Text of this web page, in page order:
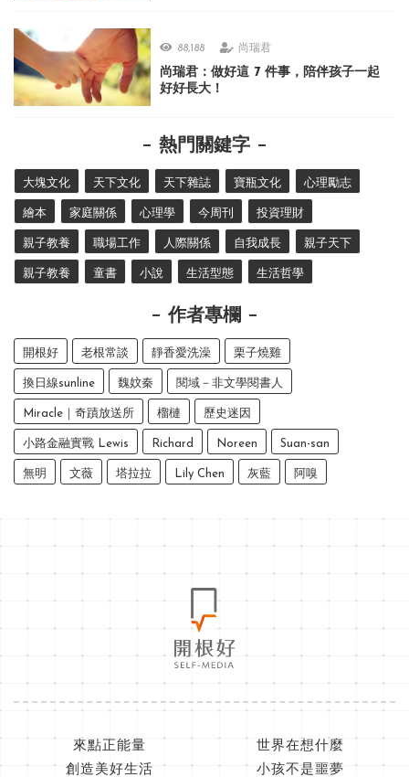
88,188 尚瑞君
尚瑞君：做好這 7 件事，陪伴孩子一起
好好長大！
熱門關鍵字
大塊文化 天下文化 天下雜誌 寶瓶文化 心理勵志
繪本 家庭關係 心理學 今周刊 投資理財
親子教養 職場工作 人際關係 自我成長 親子天下
親子教養 童書 小說 生活型態 生活哲學
作者專欄
開根好 老根常談 靜香愛洗澡 栗子燒雞
換日線sunline 魏妏秦 閱域－非文學閱書人
Miracle｜奇蹟放送所 榴槤 歷史迷因
小路金融實戰 Lewis Richard Noreen Suan-san
無明 文薇 塔拉拉 Lily Chen 灰藍 阿嗅
來點正能量
世界在想什麼
創造美好生活
小孩不是噩夢